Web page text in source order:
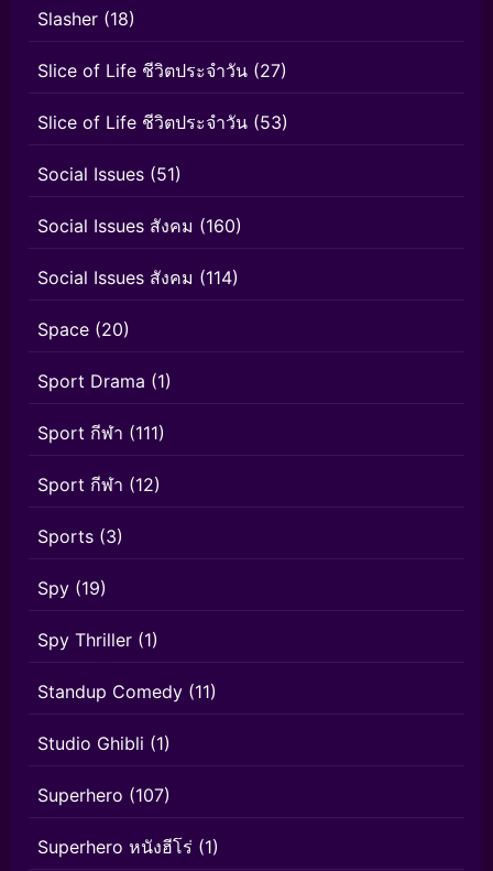
Slasher (18)
Slice of Life ชีวิตประจำวัน (27)
Slice of Life ชีวิตประจำวัน (53)
Social Issues (51)
Social Issues สังคม (160)
Social Issues สังคม (114)
Space (20)
Sport Drama (1)
Sport กีฬา (111)
Sport กีฬา (12)
Sports (3)
Spy (19)
Spy Thriller (1)
Standup Comedy (11)
Studio Ghibli (1)
Superhero (107)
Superhero หนังฮีโร่ (1)